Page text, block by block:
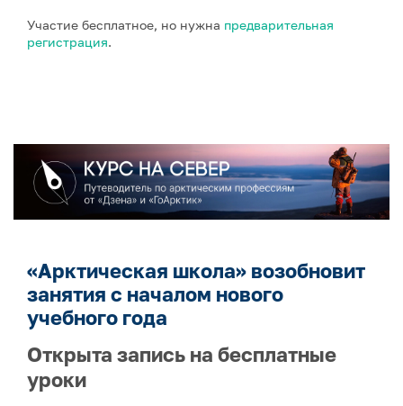
Участие бесплатное, но нужна предварительная
регистрация.
«Арктическая школа» возобновит
занятия с началом нового
учебного года
Открыта запись на бесплатные
уроки